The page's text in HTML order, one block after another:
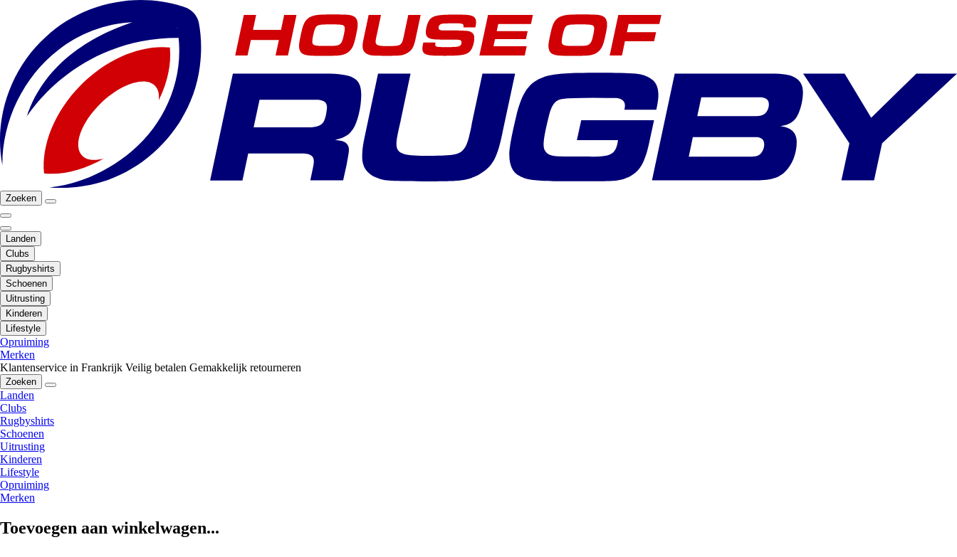
Zoeken
Landen
Clubs
Rugbyshirts
Schoenen
Uitrusting
Kinderen
Lifestyle
Opruiming
Merken
Klantenservice in Frankrijk Veilig betalen Gemakkelijk retourneren
Zoeken
Landen
Clubs
Rugbyshirts
Schoenen
Uitrusting
Kinderen
Lifestyle
Opruiming
Merken
Toevoegen aan winkelwagen...